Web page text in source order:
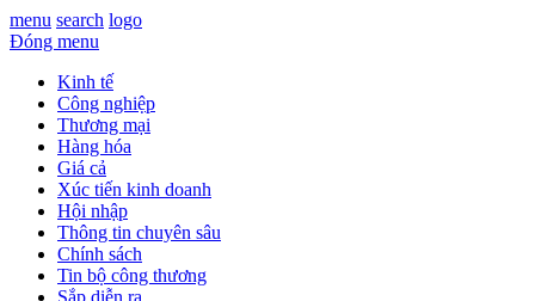
menu search logo
Đóng menu
Kinh tế
Công nghiệp
Thương mại
Hàng hóa
Giá cả
Xúc tiến kinh doanh
Hội nhập
Thông tin chuyên sâu
Chính sách
Tin bộ công thương
Sắp diễn ra